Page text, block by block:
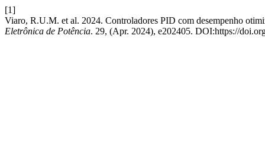
[1]
Viaro, R.U.M. et al. 2024. Controladores PID com desempenho
Eletrônica de Potência. 29, (Apr. 2024), e202405. DOI:https://